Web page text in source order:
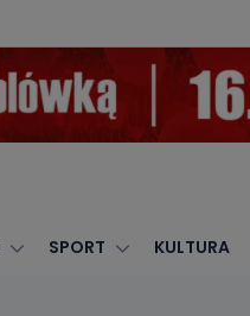
SPORT KULTURA